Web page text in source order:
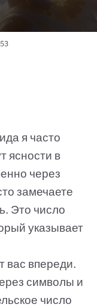
я часто
ясности в
через
замечаете
Это число
указывает
вас впереди.
символы и
число